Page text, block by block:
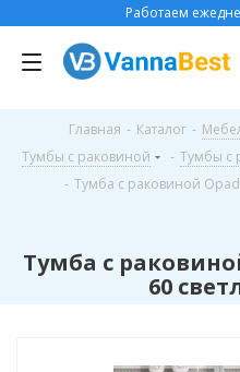
Работаем
Главная - Каталог -
Тумбы с раковиной
- Тумбы с
- Тумба с раковиной
Тумба с
60